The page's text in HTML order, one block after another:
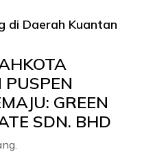
di Daerah Kuantan
GREEN
SDN. BHD